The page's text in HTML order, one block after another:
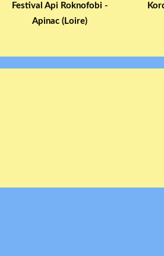
Festival Api Roknofobi -
Apinac (Loire)